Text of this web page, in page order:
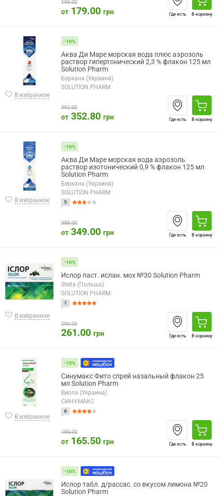
199.00
от 179.00 грн Где есть В корзину
В избранное
-10%
Аква Ди Маре морская вода плюс аэрозоль
раствор гипертонический 2,3 % флакон 125 мл
Solution Pharm
Беркана (Украина)
SOLUTION PHARM
392.00
от 352.80 грн Где есть В корзину
В избранное
-10%
Аква Ди Маре морская вода аэрозоль
раствор изотонический 0,9 % флакон 125 мл
Solution Pharm
Беркана (Украина)
SOLUTION PHARM
5
388.00
от 349.00 грн Где есть В корзину
В избранное
-10%
Ислор паст. ислан. мох №30 Solution Pharm
Stella (Польша)
SOLUTION PHARM
1
290.00
261.00 грн Где есть В корзину
В избранное
-15%
Синумакс Фито спрей назальный флакон 25
мл Solution Pharm
Виола (Украина)
СИНУМАКС
6
195.00
от 165.50 грн Где есть В корзину
-10%
Ислор табл. д/рассас. со вкусом лимона №20
Solution Pharm